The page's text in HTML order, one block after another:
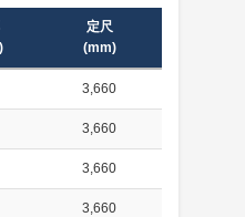
定尺
(mm)
3,660
3,660
3,660
3,660